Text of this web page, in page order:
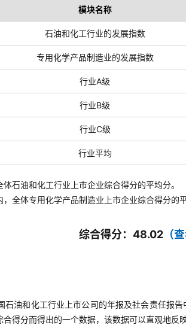
模块名称
石油和化工行业的发展指数
专用化学产品制造业的发展指数
行业A级
行业B级
行业C级
行业平均
石油和化工行业上市企业综合得分的平均分。
，全体专用化学产品制造业 上市企业综合得分的
综合得分：48.02 （
油和化工行业上市公司的年报及社会责任报
得分而得出的一个数据，该数据可以直观地反